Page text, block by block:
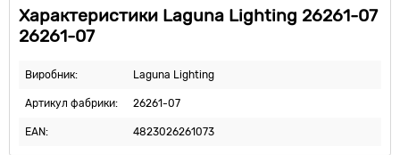
Характеристики Laguna Lighting 26261-07
26261-07
Виробник: Laguna Lighting
Артикул фабрики: 26261-07
EAN: 4823026261073